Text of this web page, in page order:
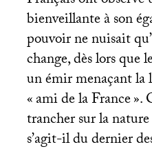
bienveillante à son
pouvoir ne nuisait
change, dès lors que
un émir menaçant
«ami de la France».
trancher sur la
s’agit-il du dernier